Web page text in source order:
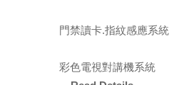
門禁讀卡.指紋感應系統
彩色電視對講機系統